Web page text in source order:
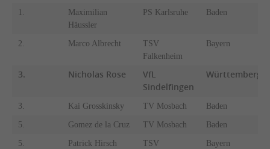
1.
Maximilian
Häussler
PS Karlsruhe Baden
2. Marco Albrecht
TSV
Falkenheim
Bayern
3. Nicholas Rose
VfL
Sindelfingen
Württemberg
3. Kai Grosskinsky TV Mosbach Baden
5. Gomez de la Cruz TV Mosbach Baden
5. Patrick Hirsch
TSV
Bayern